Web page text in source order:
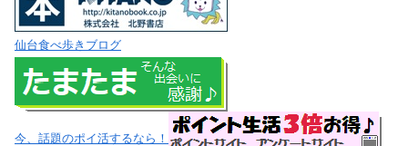
仙台食べ歩きブログ
今、話題のポイ活するなら！